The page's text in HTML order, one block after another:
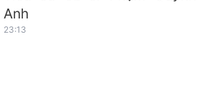
Anh
23:13